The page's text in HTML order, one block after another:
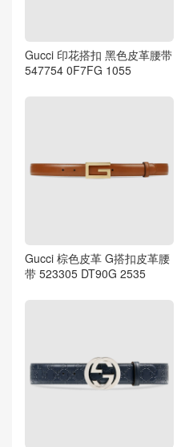
Gucci 印花搭扣 黑色皮革腰带
547754 0F7FG 1055
Gucci 棕色皮革 G搭扣皮革腰
带 523305 DT90G 2535